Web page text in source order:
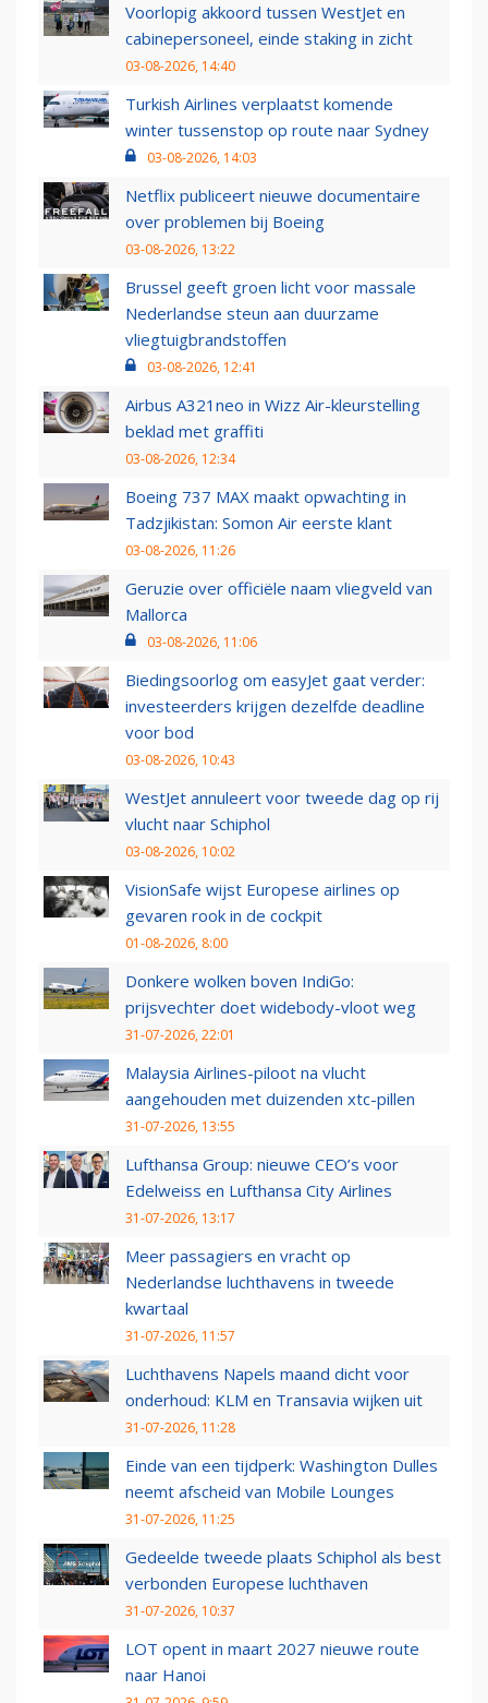
Voorlopig akkoord tussen WestJet en
cabinepersoneel, einde staking in zicht
03-08-2026, 14:40
Turkish Airlines verplaatst komende
winter tussenstop op route naar Sydney
03-08-2026, 14:03
Netflix publiceert nieuwe documentaire
over problemen bij Boeing
03-08-2026, 13:22
Brussel geeft groen licht voor massale
Nederlandse steun aan duurzame
vliegtuigbrandstoffen
03-08-2026, 12:41
Airbus A321neo in Wizz Air-kleurstelling
beklad met graffiti
03-08-2026, 12:34
Boeing 737 MAX maakt opwachting in
Tadzjikistan: Somon Air eerste klant
03-08-2026, 11:26
Geruzie over officiële naam vliegveld van
Mallorca
03-08-2026, 11:06
Biedingsoorlog om easyJet gaat verder:
investeerders krijgen dezelfde deadline
voor bod
03-08-2026, 10:43
WestJet annuleert voor tweede dag op rij
vlucht naar Schiphol
03-08-2026, 10:02
VisionSafe wijst Europese airlines op
gevaren rook in de cockpit
01-08-2026, 8:00
Donkere wolken boven IndiGo:
prijsvechter doet widebody-vloot weg
31-07-2026, 22:01
Malaysia Airlines-piloot na vlucht
aangehouden met duizenden xtc-pillen
31-07-2026, 13:55
Lufthansa Group: nieuwe CEO’s voor
Edelweiss en Lufthansa City Airlines
31-07-2026, 13:17
Meer passagiers en vracht op
Nederlandse luchthavens in tweede
kwartaal
31-07-2026, 11:57
Luchthavens Napels maand dicht voor
onderhoud: KLM en Transavia wijken uit
31-07-2026, 11:28
Einde van een tijdperk: Washington Dulles
neemt afscheid van Mobile Lounges
31-07-2026, 11:25
Gedeelde tweede plaats Schiphol als best
verbonden Europese luchthaven
31-07-2026, 10:37
LOT opent in maart 2027 nieuwe route
naar Hanoi